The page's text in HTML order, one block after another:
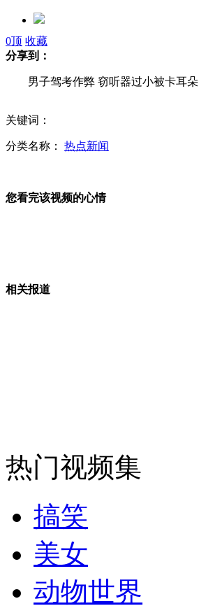
网店兜售“防春困”神器
女白领3年每天一顿饭 体重反增
英球员因争球头部血管破裂猝死
无痛分娩是否安全 医生回应
外交部：反对强权政治霸凌主义
0顶 收藏
分享到：
男子驾考作弊 窃听器过小被卡耳朵
关键词：
分类名称： 热点新闻
您看完该视频的心情
相关报道
热门视频集
搞笑
美女
动物世界